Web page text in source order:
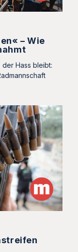
– Wie
Hass bleibt: